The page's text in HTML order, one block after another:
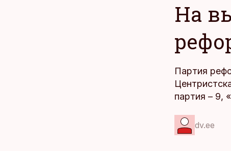
На
Партия
партия – 9,
dv.ee